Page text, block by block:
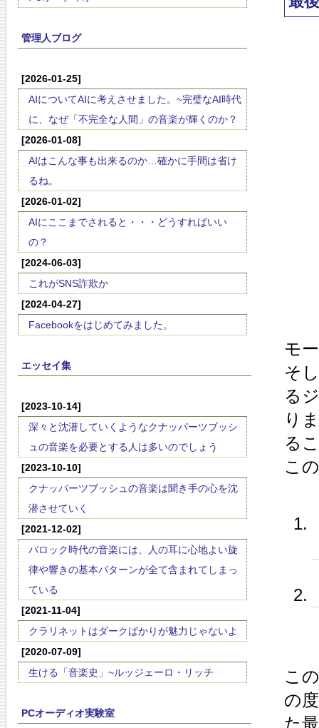
管理人ブログ
[2026-01-25]
AIについてAIに考えさせました。~完璧なAI時代
に、なぜ「不完全な人間」の音楽が輝くのか？
[2026-01-08]
AIはこんな事も出来るのか…確かに手間は省け
るね。
[2026-01-02]
AIにここまでされると・・・どうすればいい
の？
[2024-06-03]
これがSNS詐欺か
[2024-04-27]
Facebookをはじめてみました。
エッセイ集
[2023-10-14]
深々と沈潜していくようなクナッパーツブッシ
ュの音楽を必要とする人は多いのでしょう
[2023-10-10]
クナッパーツブッシュの音楽は聞き手の心を沈
潜させていく
[2021-12-02]
バロック時代の音楽には、人の耳に心地よい旋
律や響きの基本パターンが全て含まれてしまっ
ている
[2021-11-04]
クラリネットはダークばかりが魅力じゃないよ
[2020-07-09]
生ける「音楽史」~ルッジェーロ・リッチ
PCオーディオ実験室
モ
そ
る
り
る
こ
こ
の
た